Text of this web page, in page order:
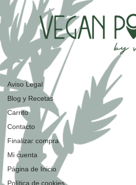
Aviso Legal
Blog y Recetas
Carrito
Contacto
Finalizar compra
Mi cuenta
Página de Inicio
Política de cookies